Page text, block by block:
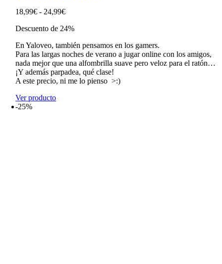
18,99€ - 24,99€Rango
precios:
18,99€
hasta
24,99€
Descuento de 24%
En Yaloveo, también pensamos en los gamers.
Para las largas noches de verano a jugar online con los amigos,
nada mejor que una alfombrilla suave pero veloz para el ratón…
¡Y además parpadea, qué clase!
A este precio, ni me lo pienso >:)
Ver producto
-25%